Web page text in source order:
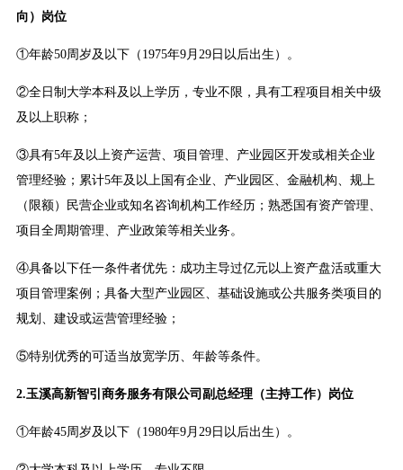
向）岗位
①年龄50周岁及以下（1975年9月29日以后出生）。
②全日制大学本科及以上学历，专业不限，具有工程项目相关中级
及以上职称；
③具有5年及以上资产运营、项目管理、产业园区开发或相关企业
管理经验；累计5年及以上国有企业、产业园区、金融机构、规上
（限额）民营企业或知名咨询机构工作经历；熟悉国有资产管理、
项目全周期管理、产业政策等相关业务。
④具备以下任一条件者优先：成功主导过亿元以上资产盘活或重大
项目管理案例；具备大型产业园区、基础设施或公共服务类项目的
规划、建设或运营管理经验；
⑤特别优秀的可适当放宽学历、年龄等条件。
2.玉溪高新智引商务服务有限公司副总经理（主持工作）岗位
①年龄45周岁及以下（1980年9月29日以后出生）。